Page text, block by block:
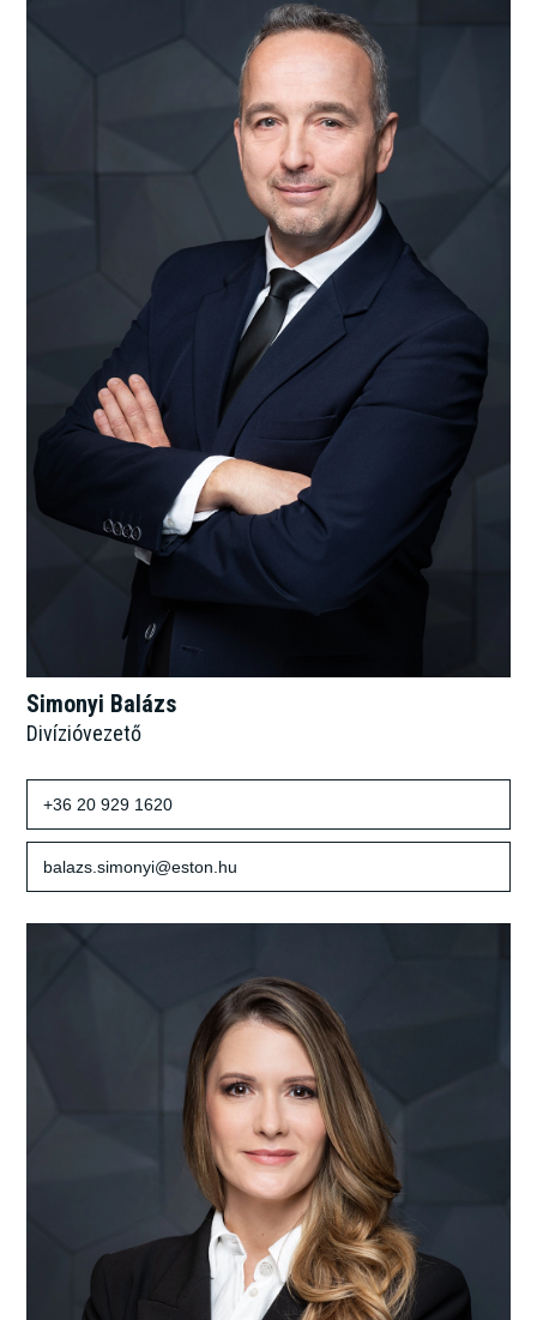
Simonyi Balázs
Divízióvezető
+36 20 929 1620
balazs.simonyi@eston.hu